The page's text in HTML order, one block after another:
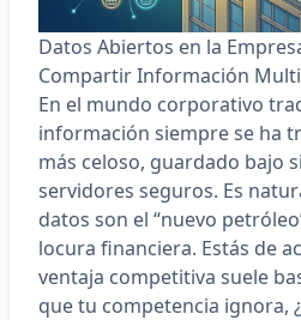
Datos Abiertos en la
Compartir Información
En el mundo corporativo
información siempre se ha
más celoso, guardado bajo
servidores seguros. Es
datos son el “nuevo
locura financiera. Estás de
ventaja competitiva suele
que tu competencia ignora,